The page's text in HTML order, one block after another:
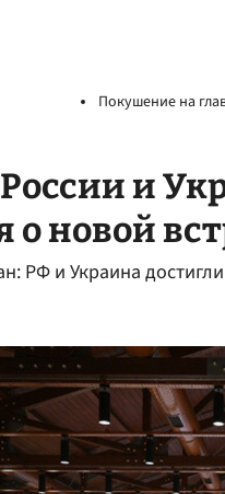
Покушение на
и
о новой
РФ и Украина